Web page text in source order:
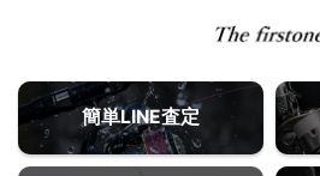
簡単LINE査定